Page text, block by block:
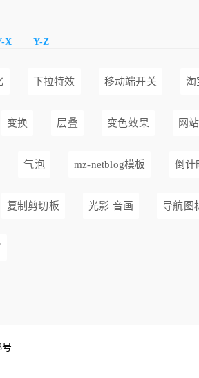
X Y-Z
下拉特效 移动端开关 淘
变换 层叠 变色效果 网
气泡 mz-netblog模板 倒计
复制剪切板 光影 音画 导航图
号